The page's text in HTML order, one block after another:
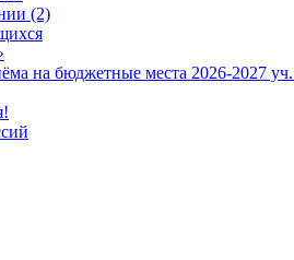
(2)
на бюджетные места 2026-2027